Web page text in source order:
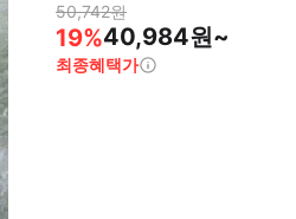
50,742원
19%40,984원~
최종혜택가